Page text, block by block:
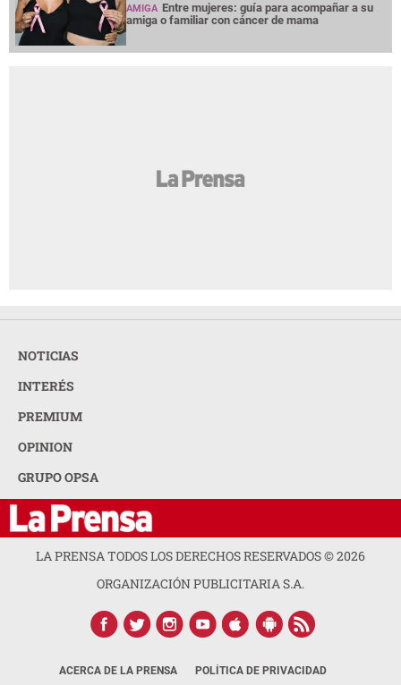
AMIGA Entre mujeres: guía para acompañar a su
amiga o familiar con cáncer de mama
NOTICIAS
INTERÉS
PREMIUM
OPINION
GRUPO OPSA
LA PRENSA TODOS LOS DERECHOS RESERVADOS ©2026
ORGANIZACIÓN PUBLICITARIA S.A.
ACERCA DE LA PRENSA POLÍTICA DE PRIVACIDAD